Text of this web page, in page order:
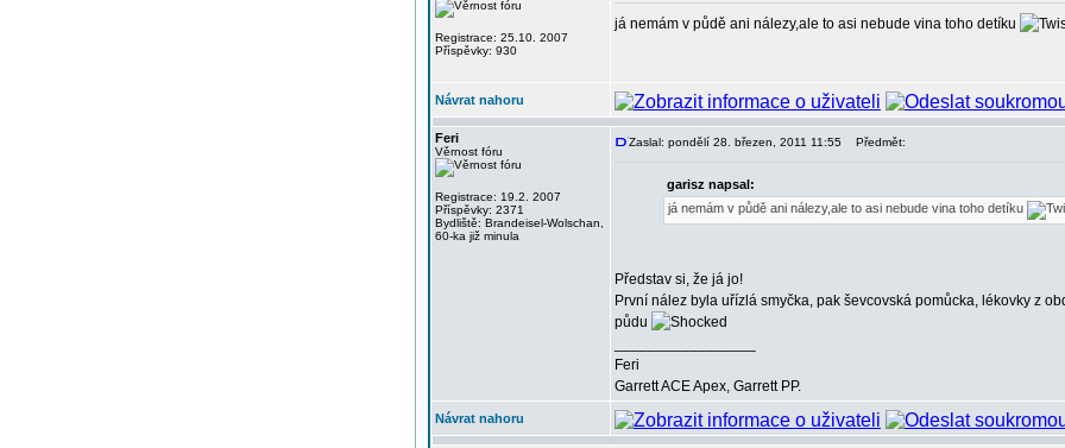
Registrace: 25.10. 2007
Příspěvky: 930
já nemám v půdě ani nálezy,ale to asi nebude vina toho detíku
Návrat nahoru
Feri
Věrnost fóru
Registrace: 19.2. 2007
Příspěvky: 2371
Bydliště: Brandeisel-Wolschan,
60-ka již minula
Zaslal: pondělí 28. březen, 2011 11:55 Předmět:
garisz napsal:
já nemám v půdě ani nálezy,ale to asi nebude vina toho detíku
Představ si, že já jo!
První nález byla uřízlá smyčka, pak ševcovská pomůcka, lékovky z
půdu
Feri
Garrett ACE Apex, Garrett PP.
Návrat nahoru